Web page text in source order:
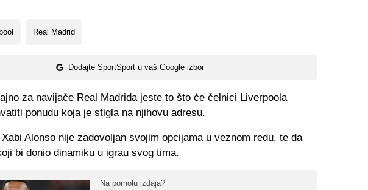
Real Madrid
Dodajte SportSport u vaš Google izbor
za navijače Real Madrida jeste to što će čelnici Liverpoola
ponudu koja je stigla na njihovu adresu.
Alonso nije zadovoljan svojim opcijama u veznom redu, te da
bi donio dinamiku u igrau svog tima.
Na pomolu izdaja?